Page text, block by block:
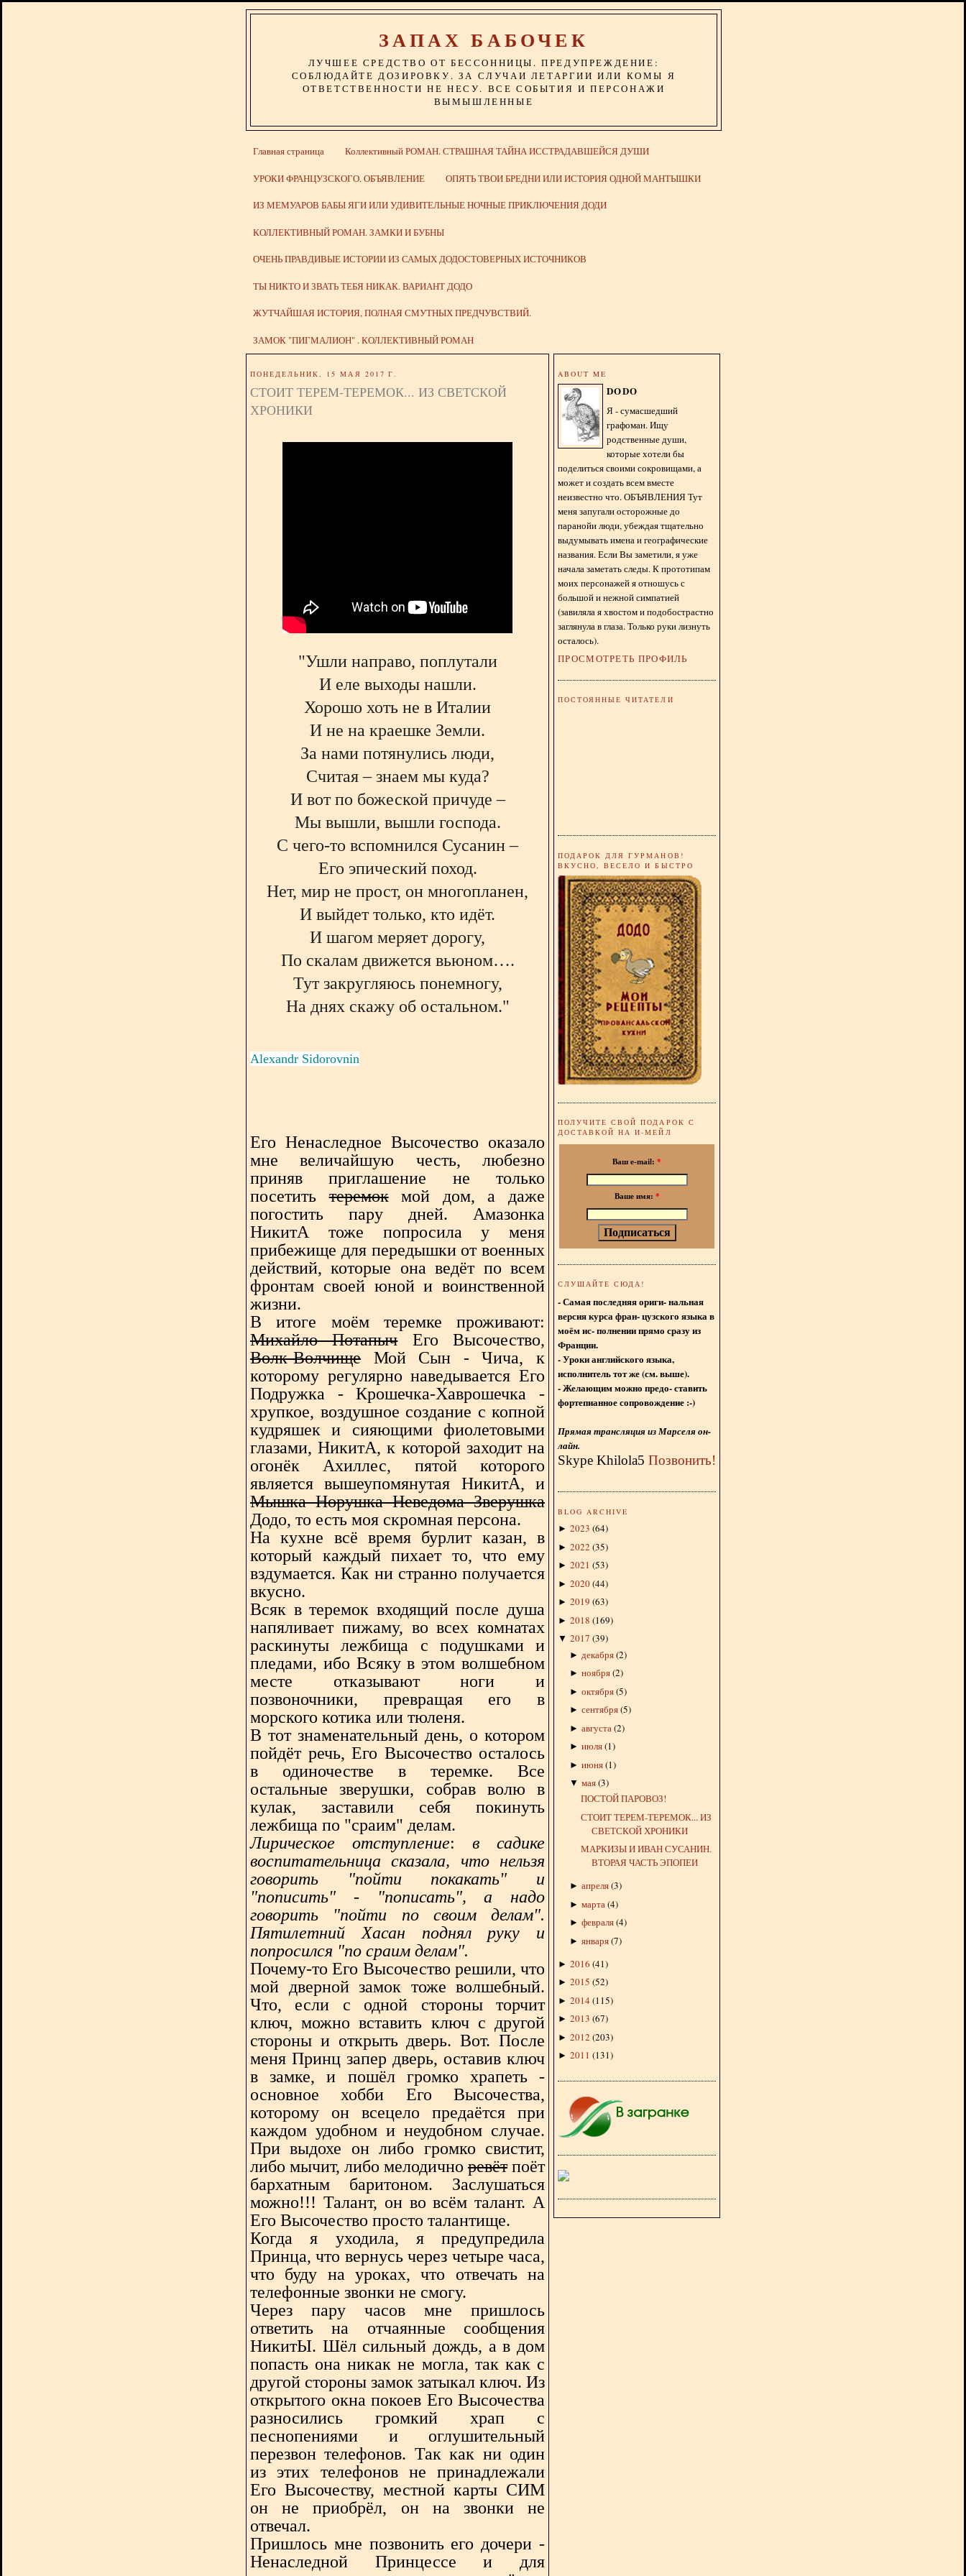
ЗАПАХ БАБОЧЕК
ЛУЧШЕЕ СРЕДСТВО ОТ БЕССОННИЦЫ. ПРЕДУПРЕЖДЕНИЕ:
СОБЛЮДАЙТЕ ДОЗИРОВКУ. ЗА СЛУЧАИ ЛЕТАРГИИ ИЛИ КОМЫ Я
ОТВЕТСТВЕННОСТИ НЕ НЕСУ. ВСЕ СОБЫТИЯ И ПЕРСОНАЖИ
ВЫМЫШЛЕННЫЕ
Главная страница Коллективный РОМАН. СТРАШНАЯ ТАЙНА ИССТРАДАВШЕЙСЯ ДУШИ
УРОКИ ФРАНЦУЗСКОГО. ОБЪЯВЛЕНИЕ ОПЯТЬ ТВОИ БРЕДНИ ИЛИ ИСТОРИЯ ОДНОЙ МАНТЫШКИ
ИЗ МЕМУАРОВ БАБЫ ЯГИ ИЛИ УДИВИТЕЛЬНЫЕ НОЧНЫЕ ПРИКЛЮЧЕНИЯ ДОДИ
КОЛЛЕКТИВНЫЙ РОМАН. ЗАМКИ И БУБНЫ
ОЧЕНЬ ПРАВДИВЫЕ ИСТОРИИ ИЗ САМЫХ ДОДОСТОВЕРНЫХ ИСТОЧНИКОВ
ТЫ НИКТО И ЗВАТЬ ТЕБЯ НИКАК. ВАРИАНТ ДОДО
ЖУТЧАЙШАЯ ИСТОРИЯ, ПОЛНАЯ СМУТНЫХ ПРЕДЧУВСТВИЙ.
ЗАМОК "ПИГМАЛИОН" . КОЛЛЕКТИВНЫЙ РОМАН
ПОНЕДЕЛЬНИК, 15 МАЯ 2017 Г.
СТОИТ ТЕРЕМ-ТЕРЕМОК... ИЗ СВЕТСКОЙ
ХРОНИКИ
"Ушли направо, поплутали
И еле выходы нашли.
Хорошо хоть не в Италии
И не на краешке Земли.
За нами потянулись люди,
Считая – знаем мы куда?
И вот по божеской причуде –
Мы вышли, вышли господа.
С чего-то вспомнился Сусанин –
Его эпический поход.
Нет, мир не прост, он многопланен,
И выйдет только, кто идёт.
И шагом меряет дорогу,
По скалам движется вьюном….
Тут закругляюсь понемногу,
На днях скажу об остальном."
Alexandr Sidorovnin
Его Ненаследное Высочество оказало
мне величайшую честь, любезно
приняв приглашение не только
посетитьтеремокмой дом, а даже
погостить пару дней. Амазонка
НикитА тоже попросила у меня
прибежище для передышки от военных
действий, которые она ведёт по всем
фронтам своей юной и воинственной
жизни.
В итоге моём теремке проживают:
Михайло ПотапычЕго Высочество,
Волк-Волчище Мой Сын - Чича, к
которому регулярно наведывается Его
Подружка - Крошечка-Хаврошечка -
хрупкое, воздушное создание с копной
кудряшек и сияющими фиолетовыми
глазами, НикитА, к которой заходит на
огонёк Ахиллес, пятой которого
является вышеупомянутая НикитА, и
Мышка Норушка Неведома Зверушка
Додо, то есть моя скромная персона.
На кухне всё время бурлит казан, в
который каждый пихает то, что ему
вздумается. Как ни странно получается
вкусно.
Всяк в теремок входящий после душа
напяливает пижаму, во всех комнатах
раскинуты лежбища с подушками и
пледами, ибо Всяку в этом волшебном
месте отказывают ноги и
позвоночники, превращая его в
морского котика или тюленя.
В тот знаменательный день, о котором
пойдёт речь, Его Высочество осталось
в одиночестве в теремке. Все
остальные зверушки, собрав волю в
кулак, заставили себя покинуть
лежбища по "сраим" делам.
Лирическое отступление: в садике
воспитательница сказала, что нельзя
говорить "пойти покакать" и
"пописить" - "пописать", а надо
говорить "пойти по своим делам".
Пятилетний Хасан поднял руку и
попросился "по сраим делам".
Почему-то Его Высочество решили, что
мой дверной замок тоже волшебный.
Что, если с одной стороны торчит
ключ, можно вставить ключ с другой
стороны и открыть дверь. Вот. После
меня Принц запер дверь, оставив ключ
в замке, и пошёл громко храпеть -
основное хобби Его Высочества,
которому он всецело предаётся при
каждом удобном и неудобном случае.
При выдохе он либо громко свистит,
либо мычит, либо мелодично ревётпоёт
бархатным баритоном. Заслушаться
можно!!! Талант, он во всём талант. А
Его Высочество просто талантище.
Когда я уходила, я предупредила
Принца, что вернусь через четыре часа,
что буду на уроках, что отвечать на
телефонные звонки не смогу.
Через пару часов мне пришлось
ответить на отчаянные сообщения
НикитЫ. Шёл сильный дождь, а в дом
попасть она никак не могла, так как с
другой стороны замок затыкал ключ. Из
открытого окна покоев Его Высочества
разносились громкий храп с
песнопениями и оглушительный
перезвон телефонов. Так как ни один
из этих телефонов не принадлежали
Его Высочеству, местной карты СИМ
он не приобрёл, он на звонки не
отвечал.
Пришлось мне позвонить его дочери -
Ненаследной Принцессе и для
ABOUT ME
DODO
Я - сумасшедший
графоман. Ищу
родственные души,
которые хотели бы
поделиться своими сокровищами, а
может и создать всем вместе
неизвестно что. ОБЪЯВЛЕНИЯ Тут
меня запугали осторожные до
паранойи люди, убеждая тщательно
выдумывать имена и географические
названия. Если Вы заметили, я уже
начала заметать следы. К прототипам
моих персонажей я отношусь с
большой и нежной симпатией
(завиляла я хвостом и подобострастно
заглянула в глаза. Только руки лизнуть
осталось).
ПРОСМОТРЕТЬ ПРОФИЛЬ
ПОСТОЯННЫЕ ЧИТАТЕЛИ
ПОДАРОК ДЛЯ ГУРМАНОВ!
ВКУСНО, ВЕСЕЛО И БЫСТРО
ПОЛУЧИТЕ СВОЙ ПОДАРОК С
ДОСТАВКОЙ НА И-МЕЙЛ
Ваш e-mail: *
Ваше имя: *
СЛУШАЙТЕ СЮДА!
- Самая последняя ориги- нальная
версия курса фран- цузского языка в
моём ис- полнении прямо сразу из
Франции.
- Уроки английского языка,
исполнитель тот же (см. выше).
- Желающим можно предо- ставить
фортепианное сопровождение :-)
Прямая трансляция из Марселя он-
лайн.
Skype Khilola5 Позвонить!
BLOG ARCHIVE
► 2023 (64)
► 2022 (35)
► 2021 (53)
► 2020(44)
► 2019 (63)
► 2018 (169)
▼ 2017 (39)
► декабря(2)
► ноября(2)
► октября(5)
► сентября(5)
► августа (2)
► июля(1)
► июня(1)
▼ мая(3)
ПОСТОЙ ПАРОВОЗ!
СТОИТ ТЕРЕМ-ТЕРЕМОК... ИЗ
СВЕТСКОЙ ХРОНИКИ
МАРКИЗЫ И ИВАН СУСАНИН.
ВТОРАЯ ЧАСТЬ ЭПОПЕИ
► апреля(3)
► марта(4)
► февраля(4)
► января(7)
► 2016 (41)
► 2015 (52)
► 2014 (115)
► 2013 (67)
► 2012 (203)
► 2011 (131)